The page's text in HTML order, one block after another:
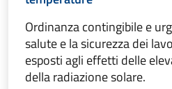
Ordinanza contingibile e
salute e la sicurezza dei
esposti agli effetti delle
della radiazione solare.